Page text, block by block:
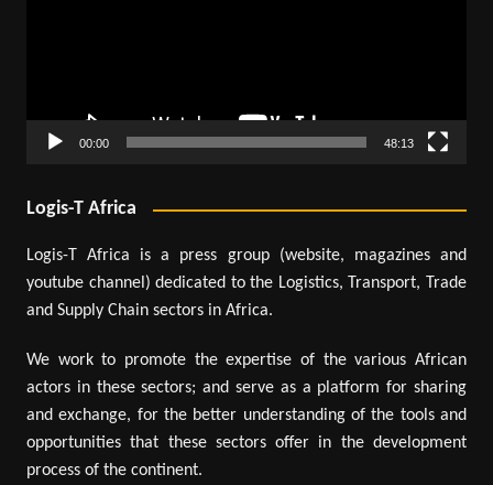
00:00 48:13
Logis-T Africa
Logis-T Africa is a press group (website, magazines and
youtube channel) dedicated to the Logistics, Transport, Trade
and Supply Chain sectors in Africa.
We work to promote the expertise of the various African
actors in these sectors; and serve as a platform for sharing
and exchange, for the better understanding of the tools and
opportunities that these sectors offer in the development
process of the continent.